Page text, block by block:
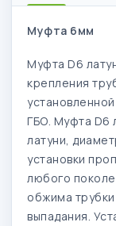
Муфта 6мм
Муфта D6
крепления
ГБО. Муфта D6
латуни,
установки
любого
обжима
выпадания.